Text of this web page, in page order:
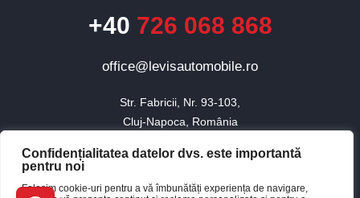
Confidențialitatea datelor dvs. este importantă
pentru noi
Folosim cookie-uri pentru a vă îmbunătăți experiența de navigare,
+40 726 068 868
office@levisautomobile.ro
Str. Fabricii, Nr. 93-103,
Cluj-Napoca, România
© 2010 - 2026 Toate drepturile rezervate Levis Automobile.